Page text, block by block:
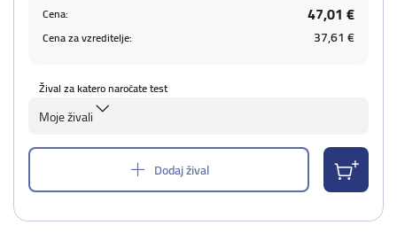
Cena: 47,01 €
Cena za vzreditelje: 37,61 €
Žival za katero naročate test
Moje živali
Dodaj žival